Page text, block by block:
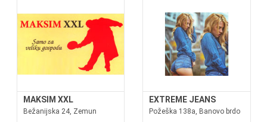
MAKSIM XXL
Bežanijska 24, Zemun
EXTREME JEANS
Požeška 138a, Banovo brdo